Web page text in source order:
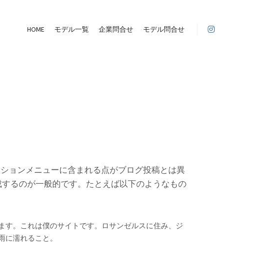
HOME モデル一覧 企業問合せ モデル問合せ
ョンメニューに含まれる点がブログ投稿とは異
るのが一般的です。たとえば以下のようなもの
。これは僕のサイトです。ロサンゼルスに住み、ジ
濡れること。